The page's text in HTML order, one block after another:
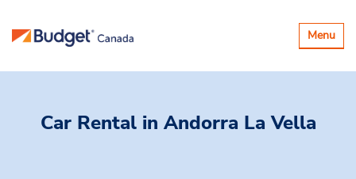
Basculer
la
Menu
Car Rental in Andorra La Vella